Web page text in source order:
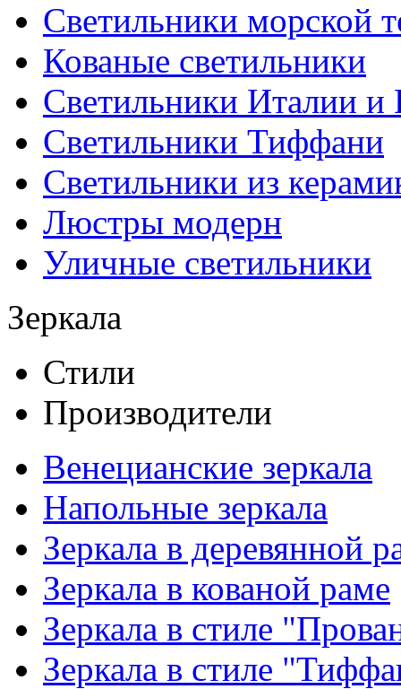
Светильники морской
Кованые светильники
Светильники Италии и
Светильники Тиффани
Светильники из
Люстры модерн
Уличные светильники
Зеркала
Стили
Производители
Венецианские зеркала
Напольные зеркала
Зеркала в деревянной
Зеркала в кованой раме
Зеркала в стиле
Зеркала в стиле